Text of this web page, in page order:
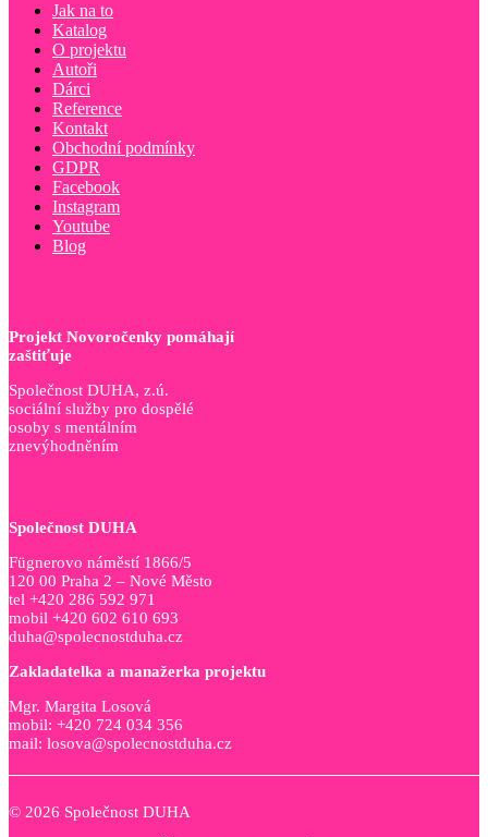
Jak na to
Katalog
O projektu
Autoři
Dárci
Reference
Kontakt
Obchodní podmínky
GDPR
Facebook
Instagram
Youtube
Blog
Projekt Novoročenky pomáhají
zaštiťuje
Společnost DUHA, z.ú.
sociální služby pro dospělé
osoby s mentálním
znevýhodněním
Společnost DUHA
Fügnerovo náměstí 1866/5
120 00 Praha 2 – Nové Město
tel +420 286 592 971
mobil +420 602 610 693
duha@spolecnostduha.cz
Zakladatelka a manažerka projektu
Mgr. Margita Losová
mobil: +420 724 034 356
mail: losova@spolecnostduha.cz
© 2026 Společnost DUHA